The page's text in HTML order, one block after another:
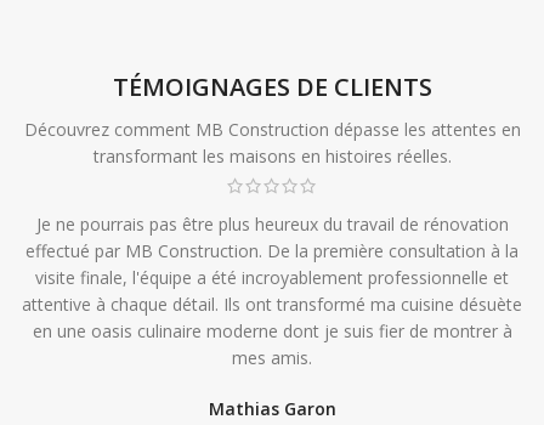
TÉMOIGNAGES DE CLIENTS
Découvrez comment MB Construction dépasse les attentes en
transformant les maisons en histoires réelles.
Je ne pourrais pas être plus heureux du travail de rénovation
effectué par MB Construction. De la première consultation à la
visite finale, l'équipe a été incroyablement professionnelle et
attentive à chaque détail. Ils ont transformé ma cuisine désuète
en une oasis culinaire moderne dont je suis fier de montrer à
mes amis.
Mathias Garon